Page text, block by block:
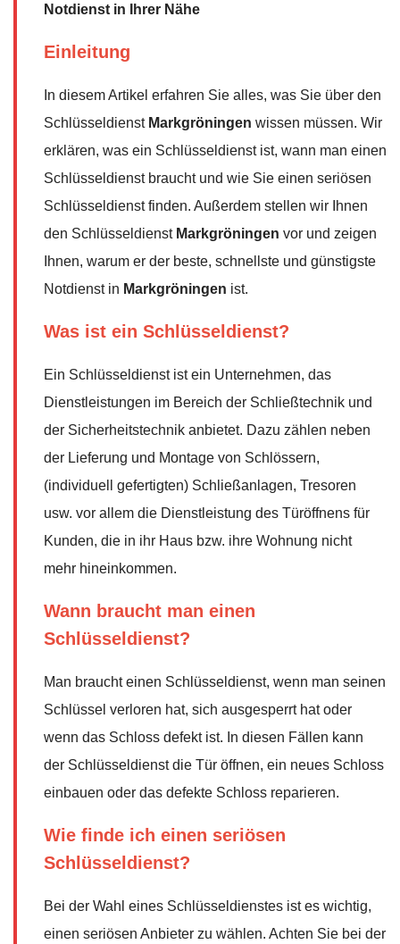
Notdienst in Ihrer Nähe
Einleitung
In diesem Artikel erfahren Sie alles, was Sie über den
Schlüsseldienst Markgröningen wissen müssen. Wir
erklären, was ein Schlüsseldienst ist, wann man einen
Schlüsseldienst braucht und wie Sie einen seriösen
Schlüsseldienst finden. Außerdem stellen wir Ihnen
den Schlüsseldienst Markgröningen vor und zeigen
Ihnen, warum er der beste, schnellste und günstigste
Notdienst in Markgröningen ist.
Was ist ein Schlüsseldienst?
Ein Schlüsseldienst ist ein Unternehmen, das
Dienstleistungen im Bereich der Schließtechnik und
der Sicherheitstechnik anbietet. Dazu zählen neben
der Lieferung und Montage von Schlössern,
(individuell gefertigten) Schließanlagen, Tresoren
usw. vor allem die Dienstleistung des Türöffnens für
Kunden, die in ihr Haus bzw. ihre Wohnung nicht
mehr hineinkommen.
Wann braucht man einen
Schlüsseldienst?
Man braucht einen Schlüsseldienst, wenn man seinen
Schlüssel verloren hat, sich ausgesperrt hat oder
wenn das Schloss defekt ist. In diesen Fällen kann
der Schlüsseldienst die Tür öffnen, ein neues Schloss
einbauen oder das defekte Schloss reparieren.
Wie finde ich einen seriösen
Schlüsseldienst?
Bei der Wahl eines Schlüsseldienstes ist es wichtig,
einen seriösen Anbieter zu wählen. Achten Sie bei der